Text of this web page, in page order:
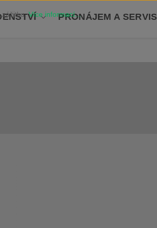
PRONÁJEM A SERVIS
zážitku.Více informací...